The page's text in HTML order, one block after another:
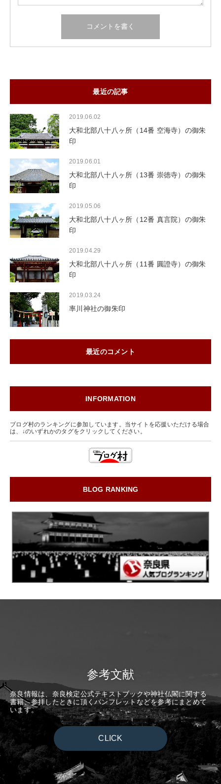
最近の記事
2019.06.02
大和北部八十八ヶ所（14番 空海寺）の御朱
印
2019.06.01
大和北部八十八ヶ所（13番 崇徳寺）の御朱
印
2019.05.06
大和北部八十八ヶ所（12番 真言院）の御朱
印
2019.04.29
大和北部八十八ヶ所（11番 圓證寺）の御朱
印
2019.03.24
率川神社の御朱印
最近のコメント
INFORMATION
ブログ村のランキングに参加しています。当サイトを応援いただける場合
は、↓のいずれかのタグをクリックしてください。
BLOG RANKING
参考文献
奈良情報は、奈良検定公式テキストブックや神社仏閣に関する
書籍、参拝したときに頂くパンフレットなどを参考にまとめて
います。
CLICK